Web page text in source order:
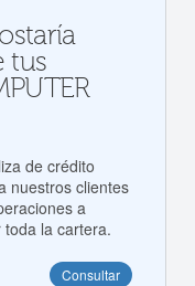
tus
de crédito
nuestros clientes
a
la cartera.
Consultar